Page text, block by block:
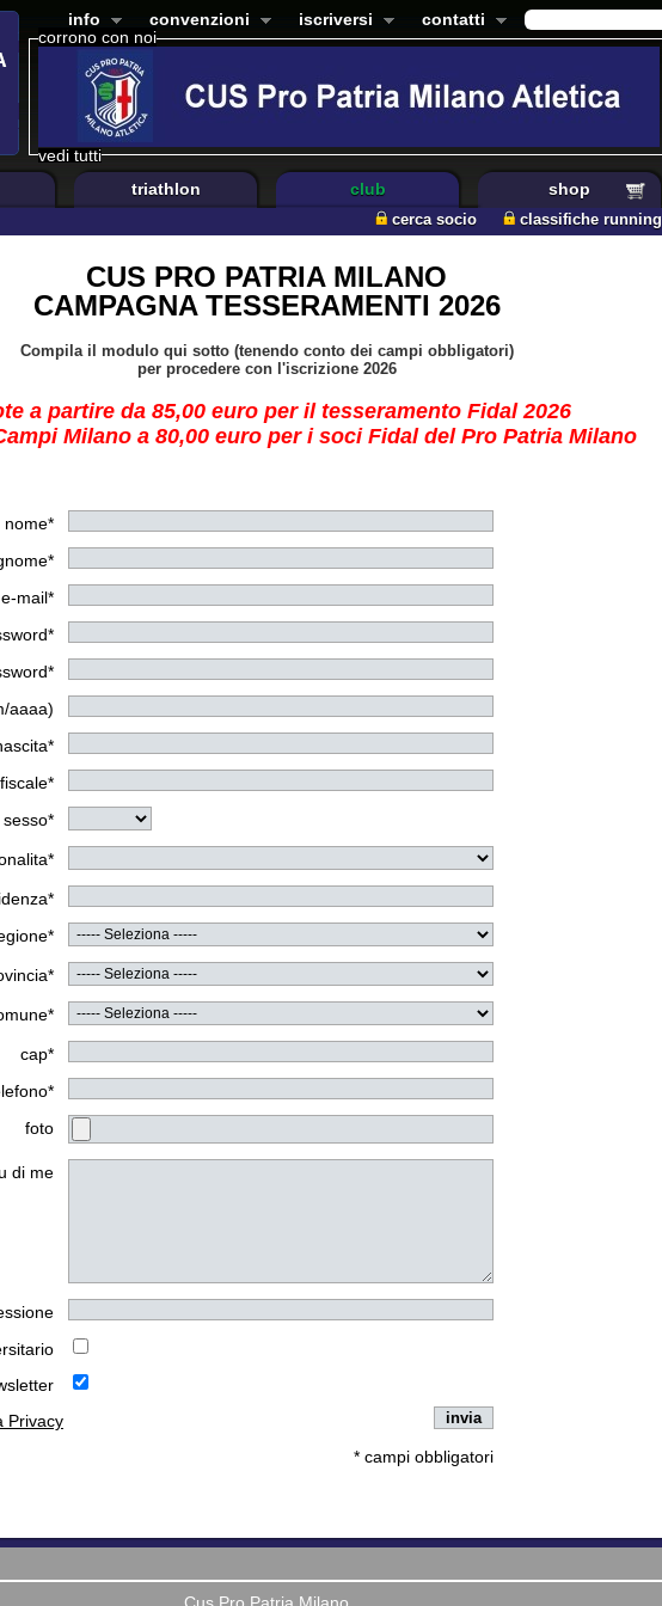
corrono con noi
vedi tutti
info convenzioni iscriversi contatti
triathlon club shop
cerca socio classifiche running
CUS PRO PATRIA MILANO
CAMPAGNA TESSERAMENTI 2026
Compila il modulo qui sotto (tenendo conto dei campi obbligatori)
per procedere con l'iscrizione 2026
a partire da 85,00 euro per il tesseramento Fidal 2026
Milano a 80,00 euro per i soci Fidal del Pro Patria Milano
nome*
e-mail*
aaaa)
sesso*
cap*
foto
di me
Privacy
* campi obbligatori